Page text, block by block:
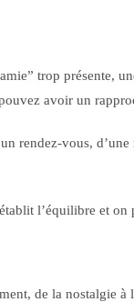
trop présente,
avoir un
rendez-vous,
l’équilibre et on
de la nostalgie à